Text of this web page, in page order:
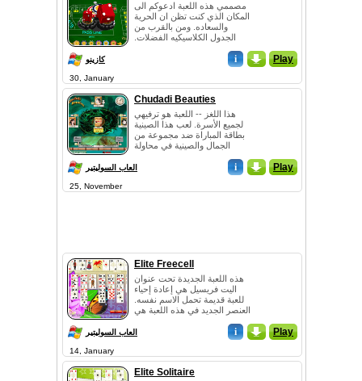
مصممي هذه اللعبة ادعوكم الى
المكان الذي كنت تظن ان الحرية
والسعاده. ومن بالقرب من
الجدول الكلاسيكيه الفضلات.
كازينو i _ Play
30, January
Chudadi Beauties
هذا اللغز -- اللعبة هو ترفيهي
لجميع الأسرة. لعب هذا الصينية
بطاقة المباراة ضد مجموعة من
الجمال والصينية في محاولة
العاب السوليتير i _ Play
25, November
Elite Freecell
هذه اللعبة الجديدة تحت عنوان
اليت فريسيل هي إعادة إحياء
للعبة قديمة تحمل الاسم نفسه.
العنصر الجديد في هذه اللعبة هي
العاب السوليتير i _ Play
14, January
Elite Solitaire